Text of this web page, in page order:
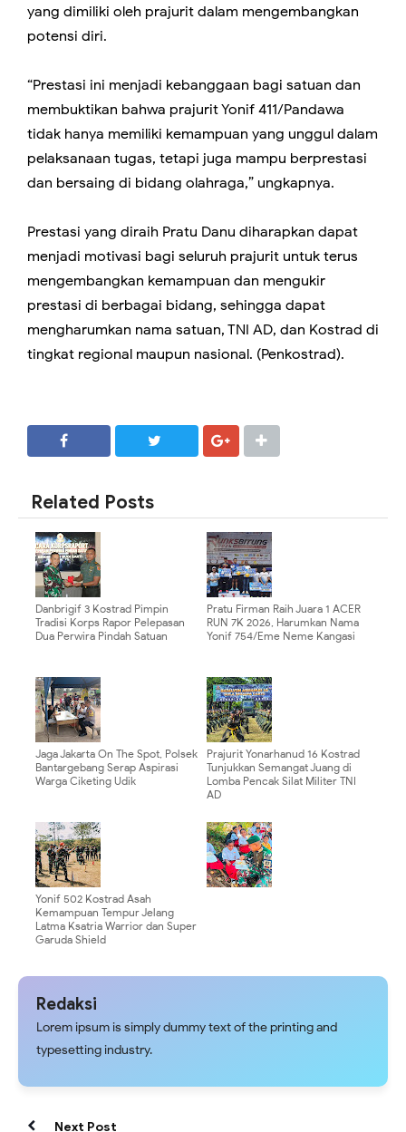
yang dimiliki oleh prajurit dalam mengembangkan
potensi diri.
“Prestasi ini menjadi kebanggaan bagi satuan dan
membuktikan bahwa prajurit Yonif 411/Pandawa
tidak hanya memiliki kemampuan yang unggul dalam
pelaksanaan tugas, tetapi juga mampu berprestasi
dan bersaing di bidang olahraga,” ungkapnya.
Prestasi yang diraih Pratu Danu diharapkan dapat
menjadi motivasi bagi seluruh prajurit untuk terus
mengembangkan kemampuan dan mengukir
prestasi di berbagai bidang, sehingga dapat
mengharumkan nama satuan, TNI AD, dan Kostrad di
tingkat regional maupun nasional. (Penkostrad).
Related Posts
Danbrigif 3 Kostrad Pimpin
Tradisi Korps Rapor Pelepasan
Dua Perwira Pindah Satuan
Pratu Firman Raih Juara 1 ACER
RUN 7K 2026, Harumkan Nama
Yonif 754/Eme Neme Kangasi
Jaga Jakarta On The Spot, Polsek
Bantargebang Serap Aspirasi
Warga Ciketing Udik
Prajurit Yonarhanud 16 Kostrad
Tunjukkan Semangat Juang di
Lomba Pencak Silat Militer TNI
AD
Yonif 502 Kostrad Asah
Kemampuan Tempur Jelang
Latma Ksatria Warrior dan Super
Garuda Shield
Redaksi
Lorem ipsum is simply dummy text of the printing and
typesetting industry.
Next Post